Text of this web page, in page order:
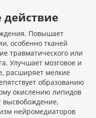
Повышает
особенно тканей
травматического или
Улучшает мозговое и
расширяет мелкие
образованию
окислению липидов
высвобождение,
нейромедиаторов